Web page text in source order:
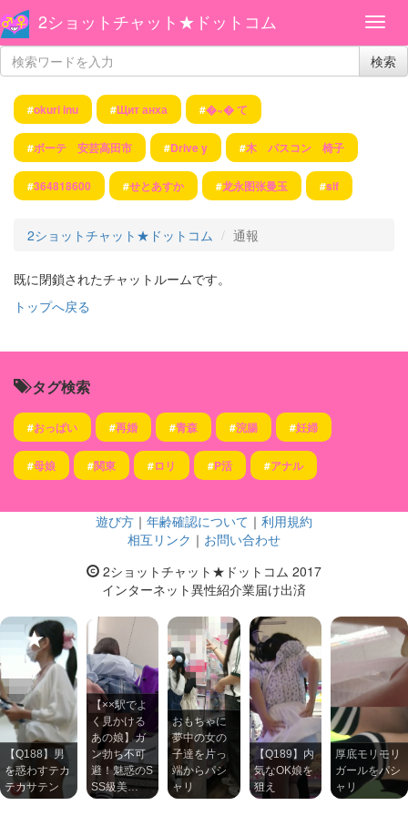
2ショットチャット★ドットコム
検索
#okuri inu #Щит анха #�~� て
#ボーテ 安芸高田市 #Drive y #木 パスコン 椅子
#364818600 #せとあすか #龙永图张曼玉 #sif
2ショットチャット★ドットコム 通報
既に閉鎖されたチャットルームです。
トップへ戻る
タグ検索
#おっぱい #再婚 #青森 #浣腸 #妊婦
#母娘 #関東 #ロリ #P活 #アナル
遊び方 ｜ 年齢確認について ｜ 利用規約
相互リンク ｜ お問い合わせ
2ショットチャット★ドットコム 2017
インターネット異性紹介業届け出済
【Q188】男
を惑わすテカ
テカサテン
【××駅でよ
く見かける
あの娘】ガ
ン勃ち不可
避！魅惑のS
SS級美…
おもちゃに
夢中の女の
子達を片っ
端からパシ
ャリ
【Q189】内
気なOK娘を
狙え
厚底モリモリ
ガールをパシ
ャリ